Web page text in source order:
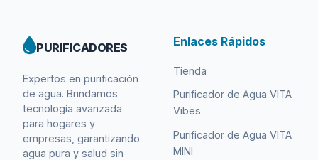
PURIFICADORES
Expertos en purificación
de agua. Brindamos
tecnología avanzada
para hogares y
empresas, garantizando
agua pura y salud sin
Enlaces Rápidos
Tienda
Purificador de Agua VITA
Vibes
Purificador de Agua VITA
MINI